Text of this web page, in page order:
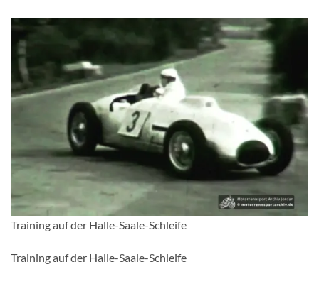
Training auf der Halle-Saale-Schleife
Training auf der Halle-Saale-Schleife